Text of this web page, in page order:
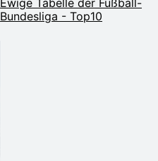
Bundesliga - Top10